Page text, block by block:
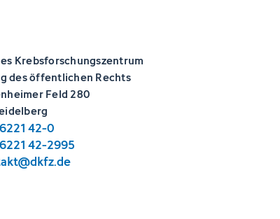
Krebsforschungszentrum
des öffentlichen Rechts
Feld 280
42-0
42-2995